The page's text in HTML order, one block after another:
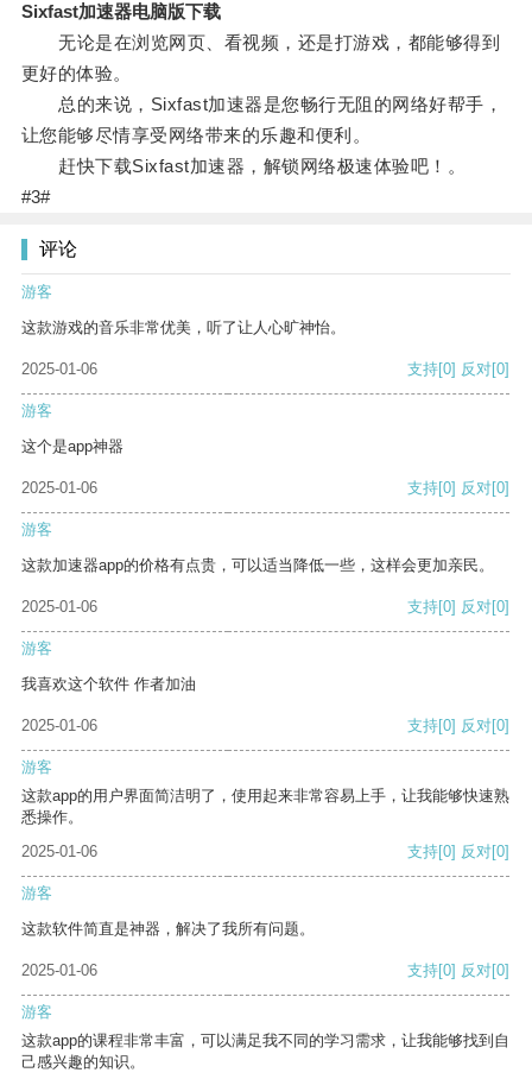
Sixfast加速器电脑版下载
无论是在浏览网页、看视频，还是打游戏，都能够得到
更好的体验。
总的来说，Sixfast加速器是您畅行无阻的网络好帮手，
让您能够尽情享受网络带来的乐趣和便利。
赶快下载Sixfast加速器，解锁网络极速体验吧！。
#3#
评论
游客
这款游戏的音乐非常优美，听了让人心旷神怡。
2025-01-06 支持[0] 反对[0]
游客
这个是app神器
2025-01-06 支持[0] 反对[0]
游客
这款加速器app的价格有点贵，可以适当降低一些，这样会更加亲民。
2025-01-06 支持[0] 反对[0]
游客
我喜欢这个软件 作者加油
2025-01-06 支持[0] 反对[0]
游客
这款app的用户界面简洁明了，使用起来非常容易上手，让我能够快速熟
悉操作。
2025-01-06
支持[0] 反对[0]
游客
这款软件简直是神器，解决了我所有问题。
2025-01-06 支持[0] 反对[0]
游客
这款app的课程非常丰富，可以满足我不同的学习需求，让我能够找到自
己感兴趣的知识。